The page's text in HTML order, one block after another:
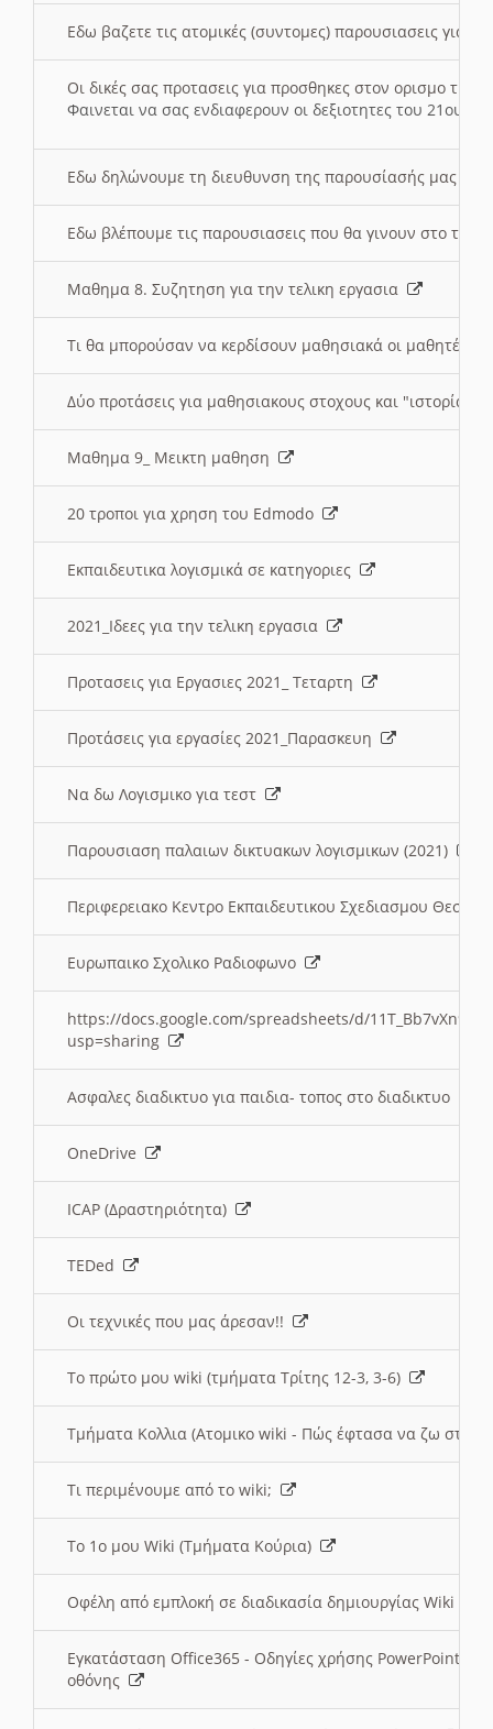
Εδω βαζετε τις ατομικές (συντομες) παρουσιασεις για
Οι δικές σας προτασεις για προσθηκες στον ορισμο
Φαινεται να σας ενδιαφερουν οι δεξιοτητες του 21ου
Εδω δηλώνουμε τη διευθυνση της παρουσίασής μας
Εδω βλέπουμε τις παρουσιασεις που θα γινουν στο
Μαθημα 8. Συζητηση για την τελικη εργασια
Τι θα μπορούσαν να κερδίσουν μαθησιακά οι μαθητές/
Δύο προτάσεις για μαθησιακους στοχους και "ιστορία"
Μαθημα 9_ Μεικτη μαθηση
20 τροποι για χρηση του Edmodo
Εκπαιδευτικα λογισμικά σε κατηγοριες
2021_Ιδεες για την τελικη εργασια
Προτασεις για Εργασιες 2021_ Τεταρτη
Προτάσεις για εργασίες 2021_Παρασκευη
Να δω Λογισμικο για τεστ
Παρουσιαση παλαιων δικτυακων λογισμικων (2021)
Περιφερειακο Κεντρο Εκπαιδευτικου Σχεδιασμου
Ευρωπαικο Σχολικο Ραδιοφωνο
https://docs.google.com/spreadsheets/d/
usp=sharing
Ασφαλες διαδικτυο για παιδια- τοπος στο διαδικτυο
OneDrive
ICAP (Δραστηριότητα)
TEDed
Οι τεχνικές που μας άρεσαν!!
Το πρώτο μου wiki (τμήματα Τρίτης 12-3, 3-6)
Τμήματα Κολλια (Ατομικο wiki - Πώς έφτασα να ζω στην
Τι περιμένουμε από το wiki;
Το 1ο μου Wiki (Τμήματα Κούρια)
Οφέλη από εμπλοκή σε διαδικασία δημιουργίας Wiki
Εγκατάσταση Office365 - Οδηγίες χρήσης PowerPoint
οθόνης